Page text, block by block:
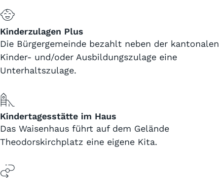
Kinderzulagen Plus
Die Bürgergemeinde bezahlt neben der kantonalen
Kinder- und/oder Ausbildungszulage eine
Unterhaltszulage.
Kindertagesstätte im Haus
Das Waisenhaus führt auf dem Gelände
Theodorskirchplatz eine eigene Kita.